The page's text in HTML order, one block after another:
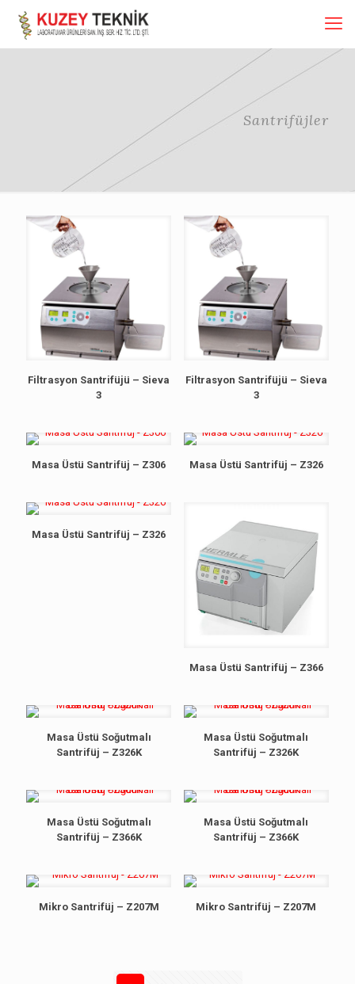
Santrifüjler
Filtrasyon Santrifüjü – Sieva
3
Filtrasyon Santrifüjü – Sieva
3
Masa Üstü Santrifüj – Z306 Masa Üstü Santrifüj – Z326
Masa Üstü Santrifüj – Z326
Masa Üstü Santrifüj – Z366
Masa Üstü Soğutmalı
Santrifüj – Z326K
Masa Üstü Soğutmalı
Santrifüj – Z326K
Masa Üstü Soğutmalı
Santrifüj – Z366K
Masa Üstü Soğutmalı
Santrifüj – Z366K
Mikro Santrifüj – Z207M Mikro Santrifüj – Z207M